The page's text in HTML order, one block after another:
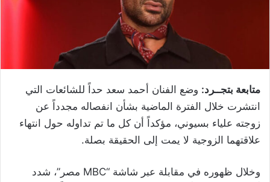
متابعة بتجــرد: وضع الفنان أحمد سعد حداً للشائعات التي
انتشرت خلال الفترة الماضية بشأن انفصاله مجدداً عن
زوجته علياء بسيوني، مؤكداً أن كل ما تم تداوله حول انتهاء
علاقتهما الزوجية لا يمت إلى الحقيقة بصلة.
وخلال ظهوره في مقابلة عبر شاشة “MBC مصر”، شدد